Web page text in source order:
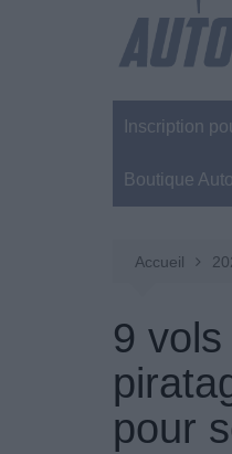
Inscription
Boutique
Entretien
Produits
Accueil
9
pour